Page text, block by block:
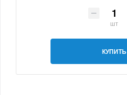
шт
КУПИТЬ